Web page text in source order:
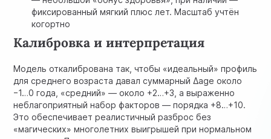
фиксированный мягкий плюс лет. Масштаб учтён
когортно
Калибровка и интерпретация
Модель откалибрована так, чтобы «идеальный» профиль
для среднего возраста давал суммарныйΔage около
−1…0 года, «средний» — около +2…+3, а выраженно
неблагоприятный набор факторов — порядка +8…+10.
Это обеспечивает реалистичный разброс без
«магических» многолетних выигрышей при нормальном